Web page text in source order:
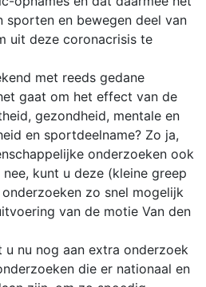
sporten en bewegen deel van
uit deze coronacrisis te
met reeds gedane
gaat om het effect van de
gezondheid, mentale en
en sportdeelname? Zo ja,
onderzoeken ook
kunt u deze (kleine greep
zo snel mogelijk
van de motie Van den
u nu nog aan extra onderzoek
die er nationaal en